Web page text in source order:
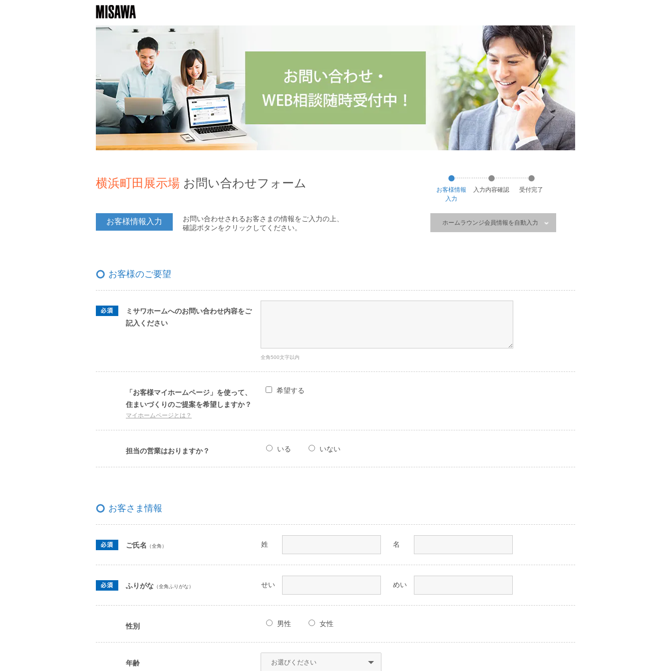
横浜町田展示場 お問い合わせフォーム お客様情報
入力
入力内容確認 受付完了
お客様情報入力
お問い合わせされるお客さまの情報をご入力の上、
確認ボタンをクリックしてください。
ホームラウンジ会員情報を自動入力
お客様のご要望
ミサワホームへのお問い合わせ内容をご
記入ください
全角500文字以内
「お客様マイホームページ」を使って、
住まいづくりのご提案を希望しますか？
マイホームページとは？
希望する
担当の営業はおりますか？ いる いない
お客さま情報
ご氏名 （全角） 姓 名
ふりがな （全角ふりがな） せい めい
性別 男性 女性
年齢